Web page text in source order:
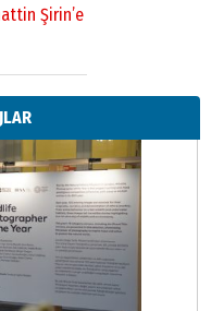
Şirin’e